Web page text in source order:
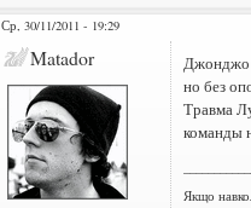
Ср, 30/11/2011 - 19:29
Matador
Джонджо
но без
Травма
команды
Якщо